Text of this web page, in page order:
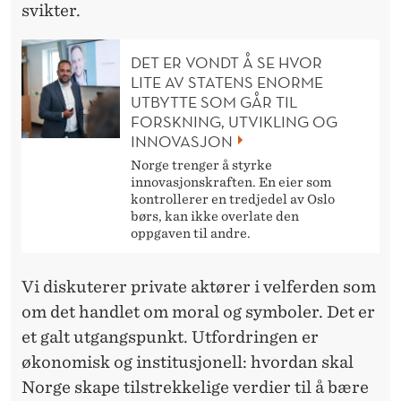
svikter.
DET ER VONDT Å SE HVOR
LITE AV STATENS ENORME
UTBYTTE SOM GÅR TIL
FORSKNING, UTVIKLING OG
INNOVASJON
Norge trenger å styrke
innovasjonskraften. En eier som
kontrollerer en tredjedel av Oslo
børs, kan ikke overlate den
oppgaven til andre.
Vi diskuterer private aktører i velferden som
om det handlet om moral og symboler. Det er
et galt utgangspunkt. Utfordringen er
økonomisk og institusjonell: hvordan skal
Norge skape tilstrekkelige verdier til å bære